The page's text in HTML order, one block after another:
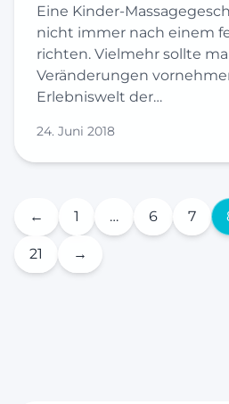
Eine Kinder-
nicht immer nach einem
richten. Vielmehr sollte
Veränderungen
Erlebniswelt der…
24. Juni 2018
← 1 … 6 7
21 →